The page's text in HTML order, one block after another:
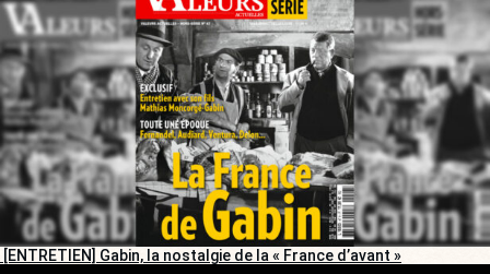
[ENTRETIEN] Gabin, la nostalgie de la « France d’avant »